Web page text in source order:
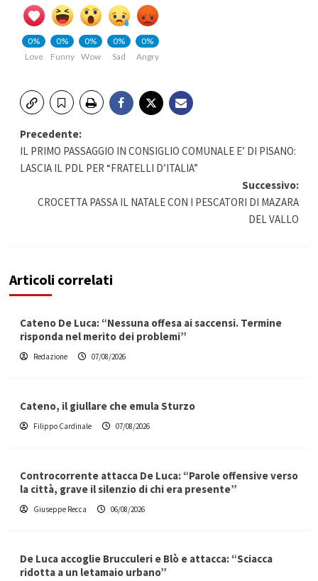
0%
Love
0%
Funny
0%
Wow
0%
Sad
0%
Angry
Navigazione
articolo
Precedente:
IL PRIMO PASSAGGIO IN CONSIGLIO COMUNALE E’ DI PISANO:
LASCIA IL PDL PER “FRATELLI D’ITALIA”
Successivo:
CROCETTA PASSA IL NATALE CON I PESCATORI DI MAZARA
DEL VALLO
Articoli correlati
Cateno De Luca: “Nessuna offesa ai saccensi. Termine
risponda nel merito dei problemi”
Redazione 07/08/2026
Cateno, il giullare che emula Sturzo
Filippo Cardinale 07/08/2026
Controcorrente attacca De Luca: “Parole offensive verso
la città, grave il silenzio di chi era presente”
Giuseppe Recca 06/08/2026
De Luca accoglie Brucculeri e Blò e attacca: “Sciacca
ridotta a un letamaio urbano”